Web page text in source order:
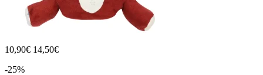
10,90€ 14,50€
-25%